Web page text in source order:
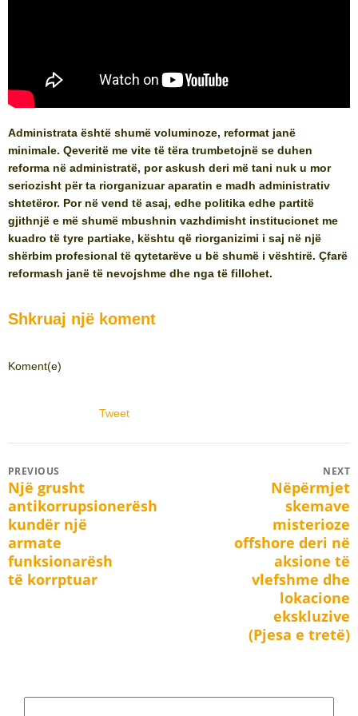
Administrata është shumë voluminoze, reformat janë
minimale. Qeveritë me vite të tëra trumbetojnë se duhen
reforma në administratë, por askush deri më tani nuk u mor
seriozisht për ta riorganizuar aparatin e madh administrativ
shtetëror. Por në vend të asaj, edhe politika edhe partitë
gjithnjë e më shumë mbushnin vazhdimisht institucionet me
kuadro të tyre partiake, kështu që riorganizimi i saj në një
shërbim profesional të qytetarëve u bë shumë i vështirë. Çfarë
reformash janë të nevojshme dhe nga të fillohet.
Shkruaj një koment
Koment(e)
Tweet
Post
navigation
PREVIOUS
Previous
post:
Një grusht
antikorrupsionerësh
kundër një
armate
funksionarësh
të korrptuar
NEXT
Nëpërmjet
skemave
misterioze
offshore deri në
aksione të
vlefshme dhe
lokacione
ekskluzive
(Pjesa e tretë)